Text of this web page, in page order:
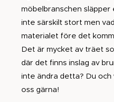
möbelbranschen
inte särskilt stort men
materialet före det
Det är mycket av träet
där det finns inslag av
inte ändra detta? Du och
oss gärna!